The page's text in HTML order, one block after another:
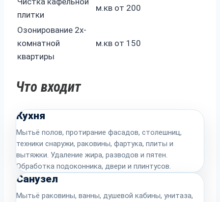
плитки
м.кв от 200
Озонирование 2х-
комнатной
квартиры
м.кв от 150
Что входит
Кухня
Мытьё полов, протирание фасадов, столешниц,
техники снаружи, раковины, фартука, плиты и
вытяжки. Удаление жира, разводов и пятен.
Обработка подоконника, двери и плинтусов.
Санузел
Мытьё раковины, ванны, душевой кабины, унитаза,